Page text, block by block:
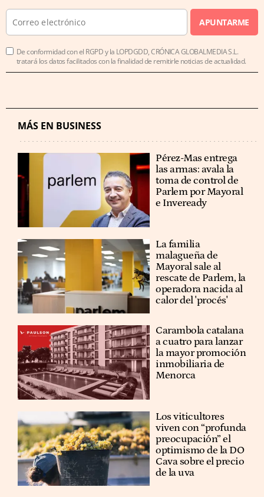
APUNTARME
De conformidad con el RGPD y la LOPDGDD, CRÓNICA GLOBALMEDIA S.L.
tratará los datos facilitados con la finalidad de remitirle noticias de actualidad.
MÁS EN BUSINESS
Pérez-Mas entrega
las armas: avala la
toma de control de
Parlem por Mayoral
e Inveready
La familia
malagueña de
Mayoral sale al
rescate de Parlem, la
operadora nacida al
calor del 'procés'
Carambola catalana
a cuatro para lanzar
la mayor promoción
inmobiliaria de
Menorca
Los viticultores
viven con “profunda
preocupación” el
optimismo de la DO
Cava sobre el precio
de la uva